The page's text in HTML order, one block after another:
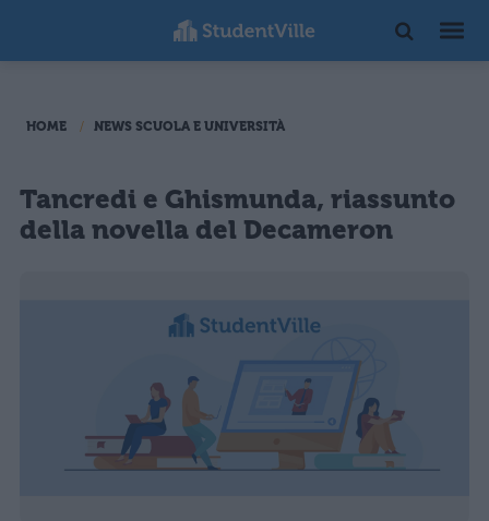
HOME NEWS SCUOLA E UNIVERSITÀ
Tancredi e Ghismunda, riassunto
della novella del Decameron